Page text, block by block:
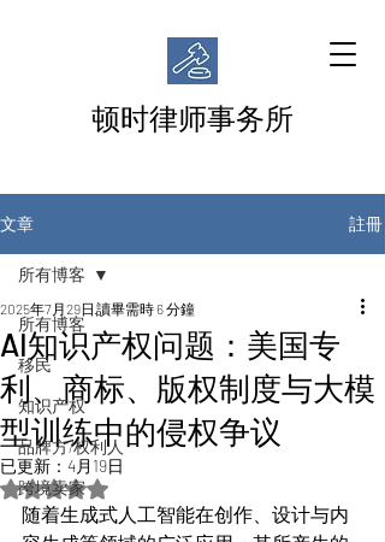
顿时律师事务所
文章 註冊
所有博客
移民
知识产权
品牌方/权利人
跨境卖家
所有博客
AI知识产权问题：美国专
利、商标、版权制度与大模
型训练中的侵权争议
2025年7月29日 讀畢需時 6 分鐘
已更新： 4月19日
評等為 NaN（最高為 5 顆星）。
随着生成式人工智能在创作、设计与内